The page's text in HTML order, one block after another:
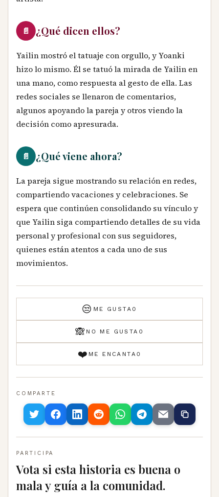
📄 ¿Qué dicen ellos?
Yailin mostró el tatuaje con orgullo, y Yoanki
hizo lo mismo. Él se tatuó la mirada de Yailin en
una mano, como respuesta al gesto de ella. Las
redes sociales se llenaron de comentarios,
algunos apoyando la pareja y otros viendo la
decisión como apresurada.
📄 ¿Qué viene ahora?
La pareja sigue mostrando su relación en redes,
compartiendo vacaciones y celebraciones. Se
espera que continúen consolidando su vínculo y
que Yailin siga compartiendo detalles de su vida
personal y profesional con sus seguidores,
quienes están atentos a cada uno de sus
movimientos.
😒 ME GUSTA 0
🙈 NO ME GUSTA 0
❤️ ME ENCANTA 0
COMPARTE
PARTICIPA
Vota si esta historia es buena o
mala y guía a la comunidad.